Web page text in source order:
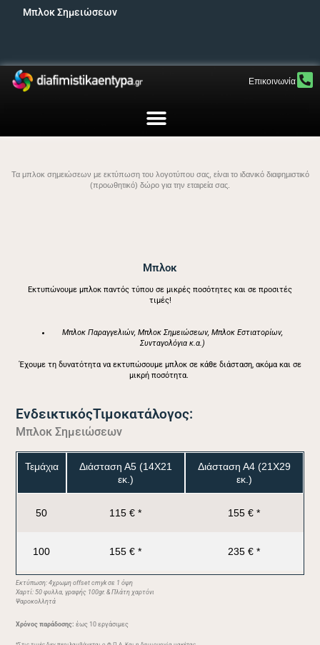
Μπλοκ Σημειώσεων
Επικοινωνία
Τα μπλοκ σημειώσεων με εκτύπωση του λογοτύπου σας, είναι το ιδανικό διαφημιστικό
(προωθητικό) δώρο για την εταιρεία σας.
Μπλοκ
Εκτυπώνουμε μπλοκ παντός τύπου σε μικρές ποσότητες και σε προσιτές
τιμές!
Μπλοκ Παραγγελιών, Μπλοκ Σημειώσεων, Μπλοκ Εστιατορίων,
Συνταγολόγια κ.α.)
Έχουμε τη δυνατότητα να εκτυπώσουμε μπλοκ σε κάθε διάσταση, ακόμα και σε
μικρή ποσότητα.
ΕνδεικτικόςΤιμοκατάλογος:
Μπλοκ Σημειώσεων
Τεμάχια
Διάσταση Α5 (14Χ21
εκ.)
Διάσταση Α4 (21Χ29
εκ.)
50 115 € * 155 € *
100 155 € * 235 € *
Εκτύπωση:4χρωμη offset cmykσε 1 όψη
Χαρτί: 50 φυλλα, γραφής 100gr. & Πλάτη χαρτόνι
Ψαροκολλητά
Χρόνος παράδοσης: έως 10 εργάσιμες